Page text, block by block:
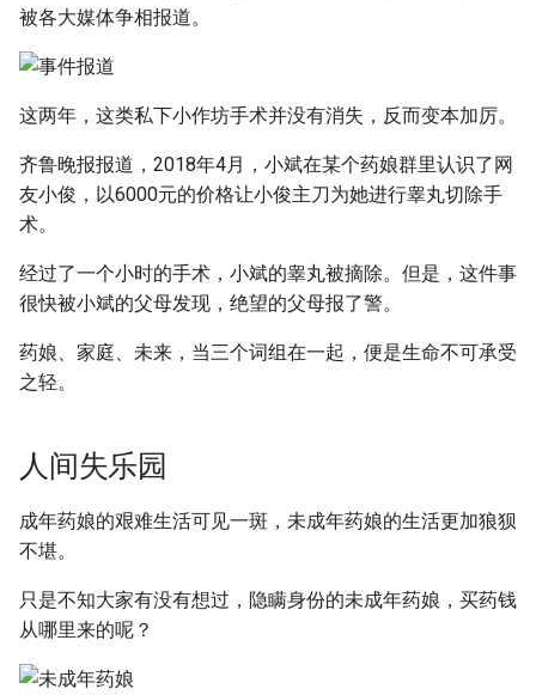
被各大媒体争相报道。
这两年，这类私下小作坊手术并没有消失，反而变本加厉。
齐鲁晚报报道，2018年4月，小斌在某个药娘群里认识了网
友小俊，以6000元的价格让小俊主刀为她进行睾丸切除手
术。
经过了一个小时的手术，小斌的睾丸被摘除。但是，这件事
很快被小斌的父母发现，绝望的父母报了警。
药娘、家庭、未来，当三个词组在一起，便是生命不可承受
之轻。
人间失乐园
成年药娘的艰难生活可见一斑，未成年药娘的生活更加狼狈
不堪。
只是不知大家有没有想过，隐瞒身份的未成年药娘，买药钱
从哪里来的呢？